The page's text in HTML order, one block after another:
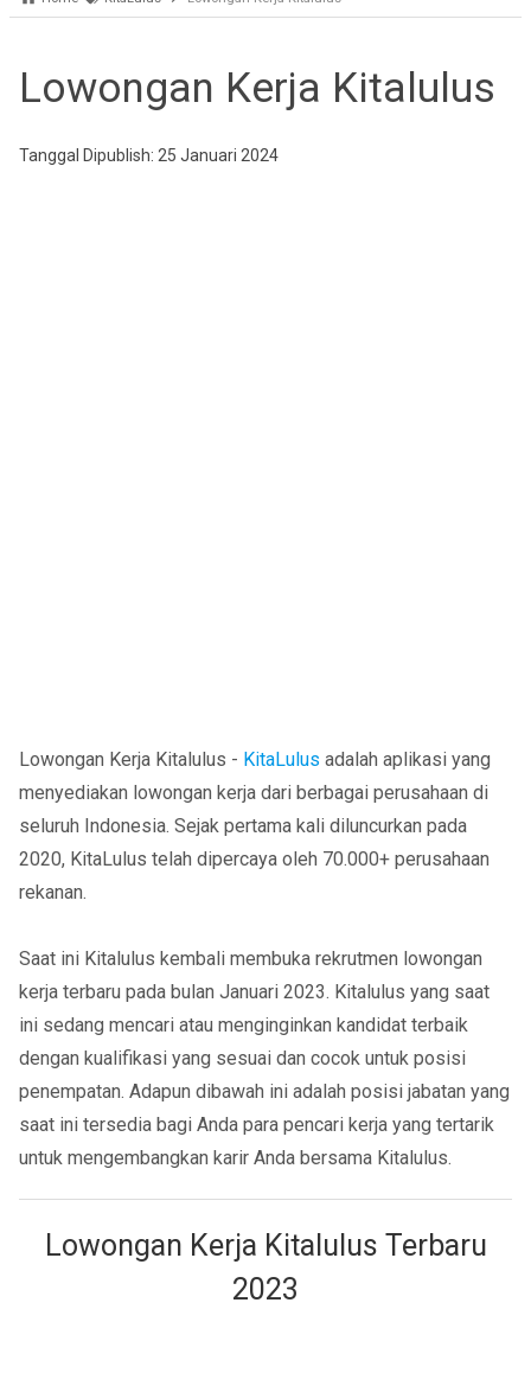
Lowongan Kerja Kitalulus
Tanggal Dipublish: 25 Januari 2024
Lowongan Kerja Kitalulus - KitaLulus adalah aplikasi yang
menyediakan lowongan kerja dari berbagai perusahaan di
seluruh Indonesia. Sejak pertama kali diluncurkan pada
2020, KitaLulus telah dipercaya oleh 70.000+ perusahaan
rekanan.
Saat ini Kitalulus kembali membuka rekrutmen lowongan
kerja terbaru pada bulan Januari 2023. Kitalulus yang saat
ini sedang mencari atau menginginkan kandidat terbaik
dengan kualifikasi yang sesuai dan cocok untuk posisi
penempatan. Adapun dibawah ini adalah posisi jabatan yang
saat ini tersedia bagi Anda para pencari kerja yang tertarik
untuk mengembangkan karir Anda bersama Kitalulus.
Lowongan Kerja Kitalulus Terbaru
2023